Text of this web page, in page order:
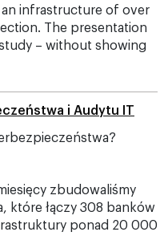
infrastructure of over
The presentation
– without showing
i Audytu IT
zbudowaliśmy
które łączy 308 banków
ponad 20 000